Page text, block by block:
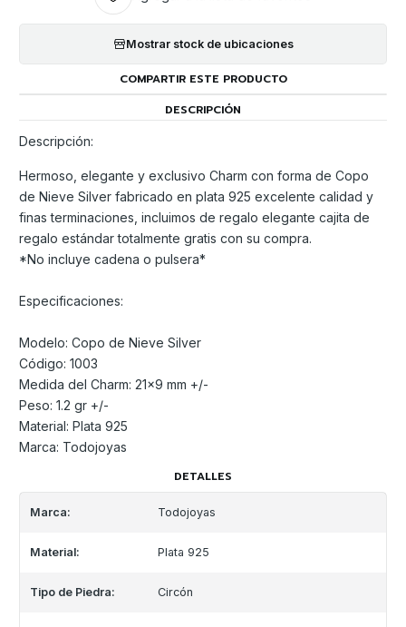
Mostrar stock de ubicaciones
COMPARTIR ESTE PRODUCTO
DESCRIPCIÓN
Descripción:
Hermoso, elegante y exclusivo Charm con forma de Copo
de Nieve Silver fabricado en plata 925 excelente calidad y
finas terminaciones, incluimos de regalo elegante cajita de
regalo estándar totalmente gratis con su compra.
*No incluye cadena o pulsera*
Especificaciones:
Modelo: Copo de Nieve Silver
Código: 1003
Medida del Charm: 21x9 mm +/-
Peso: 1.2 gr +/-
Material: Plata 925
Marca: Todojoyas
DETALLES
Marca: Todojoyas
Material: Plata 925
Tipo de Piedra: Circón